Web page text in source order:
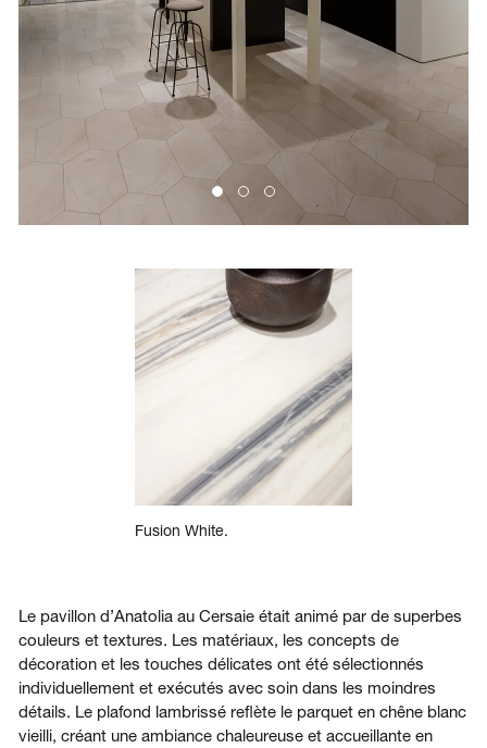
Fusion White.
Le pavillon d’Anatolia au Cersaie était animé par de superbes
couleurs et textures. Les matériaux, les concepts de
décoration et les touches délicates ont été sélectionnés
individuellement et exécutés avec soin dans les moindres
détails. Le plafond lambrissé reflète le parquet en chêne blanc
vieilli, créant une ambiance chaleureuse et accueillante en